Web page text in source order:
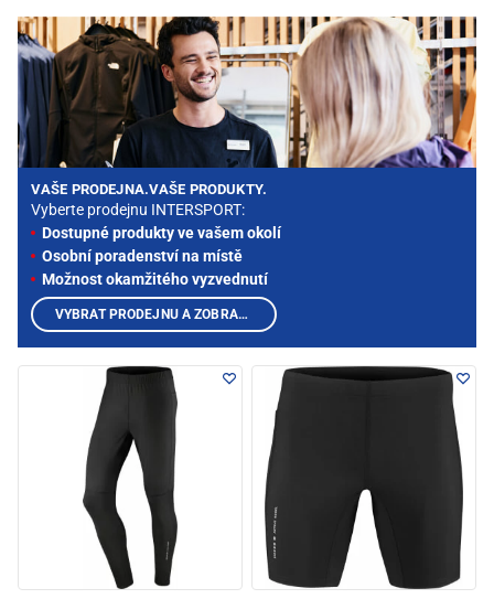
VAŠE PRODEJNA.VAŠE PRODUKTY.
Vyberte prodejnu INTERSPORT:
Dostupné produkty ve vašem okolí
Osobní poradenství na místě
Možnost okamžitého vyzvednutí
VYBRAT PRODEJNU A ZOBRAZIT PRODUKTY